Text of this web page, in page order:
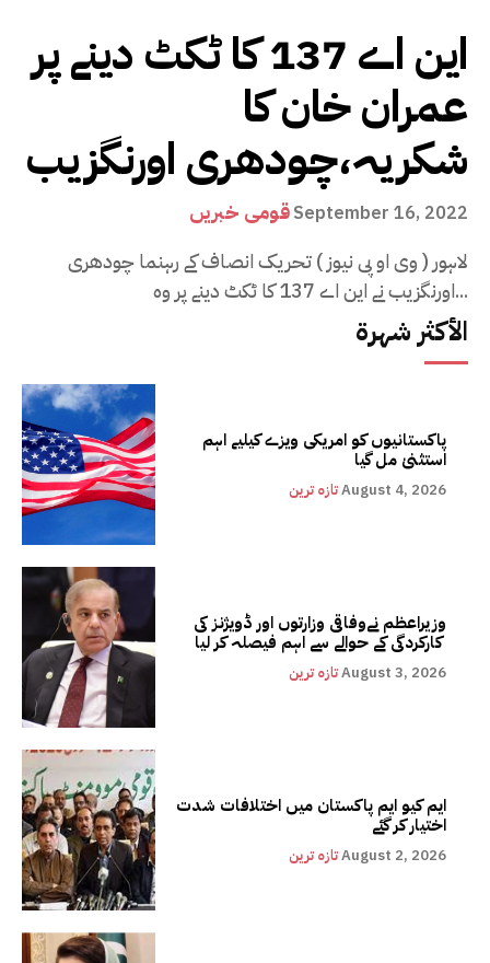
این اے 137 کا ٹکٹ دینے پر
عمران خان کا
شکریہ،چودھری اورنگزیب
قومی خبریںSeptember 16, 2022
لاہور ( وی او پی نیوز ) تحریک انصاف کے رہنما چودھری
اورنگزیب نے این اے 137 کا ٹکٹ دینے پر وہ...
الأكثر شهرة
پاکستانیوں کو امریکی ویزے کیلیے اہم
استثنیٰ مل گیا
تازہ ترینAugust 4, 2026
وزیراعظم نےوفاقی وزارتوں اور ڈویژنز کی
کارکردگی کے حوالے سے اہم فیصلہ کر لیا
تازہ ترینAugust 3, 2026
ایم کیو ایم پاکستان میں اختلافات شدت
اختیار کر گئے
تازہ ترینAugust 2, 2026